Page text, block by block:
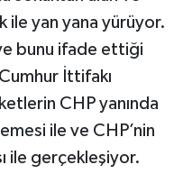
ile yan yana yürüyor.
bunu ifade ettiği
İttifakı
CHP yanında
ile ve CHP’nin
ile gerçekleşiyor.